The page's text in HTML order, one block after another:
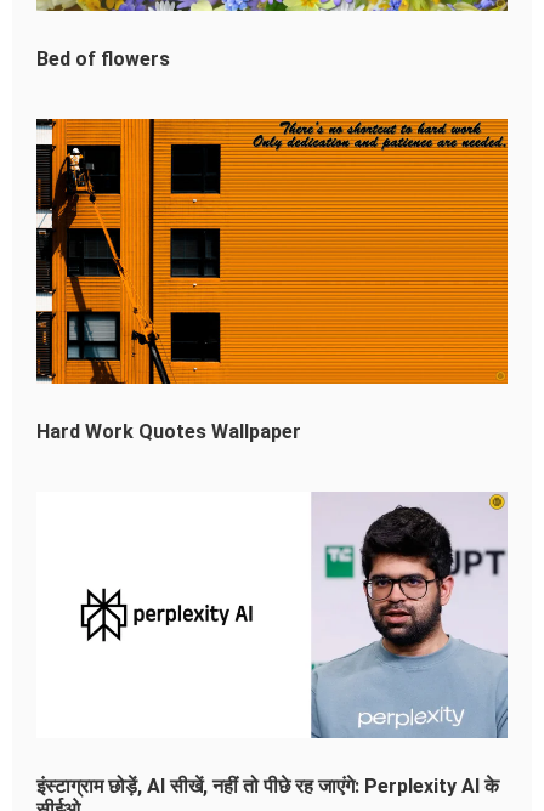
Bed of flowers
Hard Work Quotes Wallpaper
इंस्टाग्राम छोड़ें, AI सीखें, नहीं तो पीछे रह जाएंगे: Perplexity AI के